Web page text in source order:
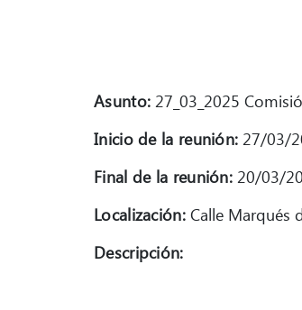
Asunto: 27_03_2025
Inicio de la reunión: 27/03/
Final de la reunión: 20/03/
Localización:Calle Marqués
Descripción: